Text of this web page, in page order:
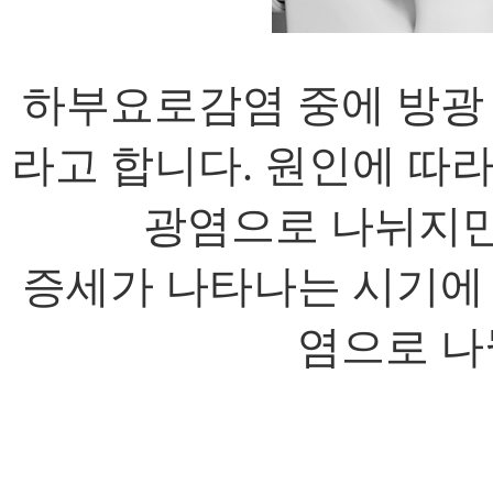
하부요로감염 중에 방
라고 합니다. 원인에 따
광염으로 나뉘지
증세가 나타나는 시기
염으로